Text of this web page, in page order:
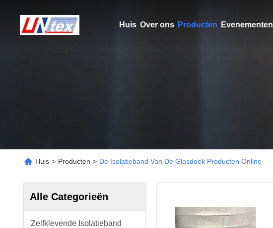
Huis Over ons Producten Evenementen
Huis > Producten > De Isolatieband Van De Glasdoek Producten Online
Alle Categorieën
Zelfklevende Isolatieband